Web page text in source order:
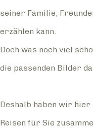
seiner Familie,
erzählen kann.
Doch was noch viel
die passenden Bilder
Deshalb haben wir
Reisen für Sie